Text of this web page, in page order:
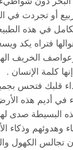
أو تجردت في
في هذه
فتراه يكد
وعواصف
كلمة الإنسان .
قلبك فتحس
أديم هذه
البسيطة صدى
وذكاء
الكهول